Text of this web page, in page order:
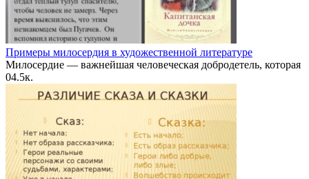
Примеры милосердия в художественной литературе
Милосердие — важнейшая человеческая добродетель, которая
04.5к.